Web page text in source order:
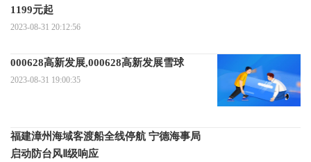
1199元起
2023-08-31 20:12:56
000628高新发展,000628高新发展雪球
2023-08-31 19:00:35
福建漳州海域客渡船全线停航 宁德海事局
启动防台风Ⅱ级响应